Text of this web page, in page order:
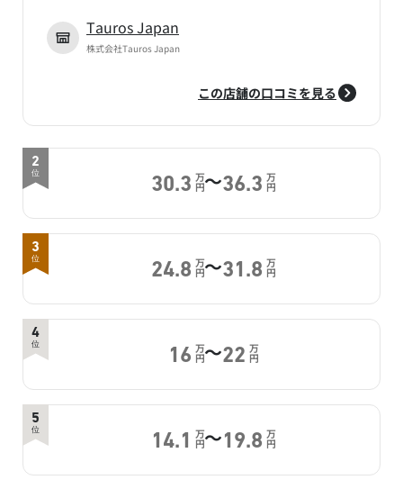
Tauros Japan
株式会社Tauros Japan
この店舗の口コミを見る
2
位
30.3 万
円～36.3 万
円
3
位
24.8 万
円～31.8 万
円
4
位
16 万
円～22 万
円
5
位
14.1 万
円～19.8 万
円